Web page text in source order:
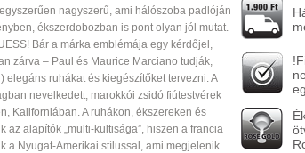
nagyszerű, ami hálószoba padlóján
ékszerdobozban is pont olyan jól mutat.
Bár a márka emblémája egy kérdőjel,
zárva – Paul és Maurice Marciano tudják,
elegáns ruhákat és kiegészítőket tervezni. A
nevelkedett, marokkói zsidó fiútestvérek
Kaliforniában. A ruhákon, ékszereken és
az alapítók „multi-kultisága”, hiszen a francia
a Nyugat-Amerikai stílussal, ami megjelenik